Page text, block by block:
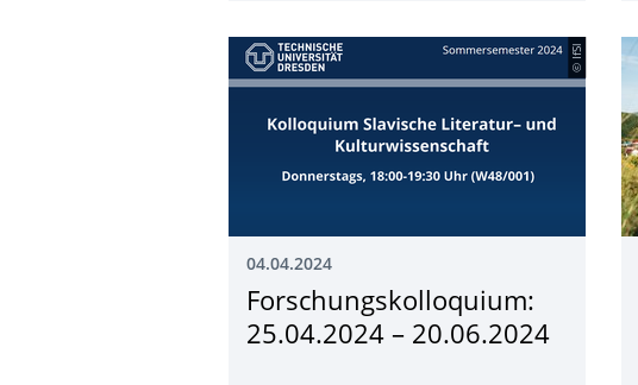
© IfSl
04.04.2024
Forschungskollo­quium:
25.04.2024 – 20.06.2024